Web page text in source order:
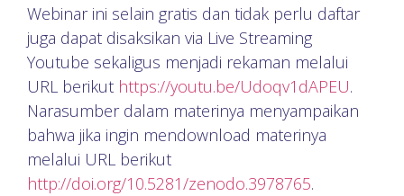
Webinar ini selain gratis dan tidak perlu daftar
juga dapat disaksikan via Live Streaming
Youtube sekaligus menjadi rekaman melalui
URL berikut https://youtu.be/Udoqv1dAPEU.
Narasumber dalam materinya menyampaikan
bahwa jika ingin mendownload materinya
melalui URL berikut
http://doi.org/10.5281/zenodo.3978765.